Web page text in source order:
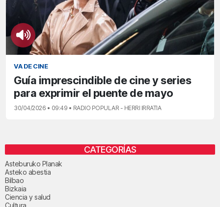
VA DE CINE
Guía imprescindible de cine y series
para exprimir el puente de mayo
30/04/2026 • 09:49 • RADIO POPULAR - HERRI IRRATIA
CATEGORÍAS
Asteburuko Planak
Asteko abestia
Bilbao
Bizkaia
Ciencia y salud
Cultura